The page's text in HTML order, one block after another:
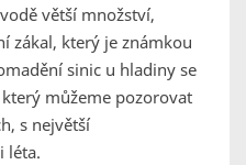
větší množství,
zákal, který je známkou
sinic u hladiny se
který můžeme pozorovat
s největší
léta.